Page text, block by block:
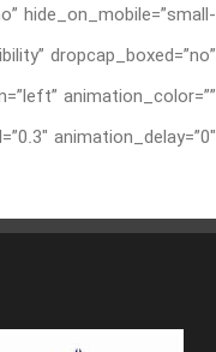
hide_on_mobile=”small-
dropcap_boxed=”no”
animation_color=””
animation_delay=”0″ /]